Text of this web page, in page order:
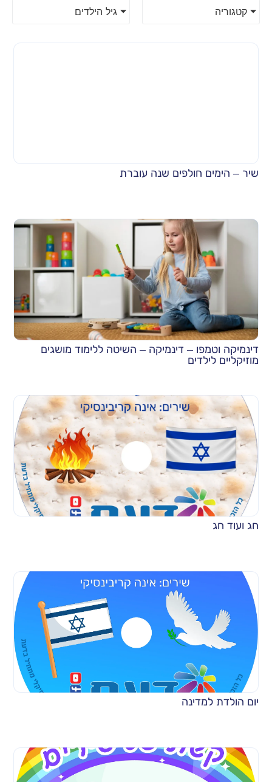
קטגוריה גיל הילדים
שיר – הימים חולפים שנה עוברת
דינמיקה וטמפו – דינמיקה – השיטה ללימוד מושגים
מוזיקליים לילדים
חג ועוד חג
יום הולדת למדינה